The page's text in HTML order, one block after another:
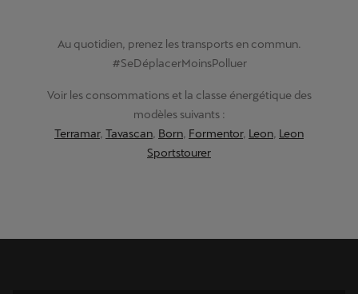
Au quotidien, prenez les transports en commun.
#SeDéplacerMoinsPolluer
Voir les consommations et la classe énergétique des
modèles suivants :
Terramar, Tavascan Born Formentor, Leon Leon
Sportstourer